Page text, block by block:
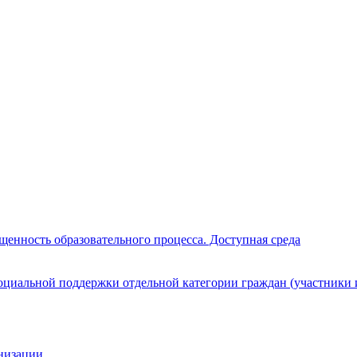
образовательного процесса. Доступная среда
поддержки отдельной категории граждан